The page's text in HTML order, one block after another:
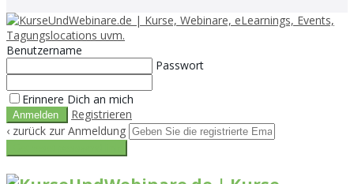
Benutzername
Passwort
Erinnere Dich an mich
Registrieren
‹ zurück zur Anmeldung